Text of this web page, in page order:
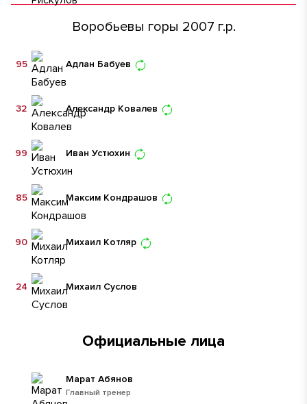
Воробьевы горы 2007 г.р.
Адлан Бабуев
95
Александр Ковалев
32
Иван Устюхин
99
Максим Кондрашов
85
Михаил Котляр
90
Михаил Суслов
24
Официальные лица
Главный тренер
Марат Абянов